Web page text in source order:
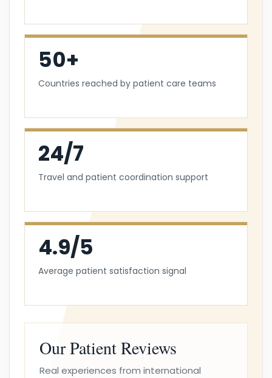
50+
Countries reached by patient care teams
24/7
Travel and patient coordination support
4.9/5
Average patient satisfaction signal
Our Patient Reviews
Real experiences from international